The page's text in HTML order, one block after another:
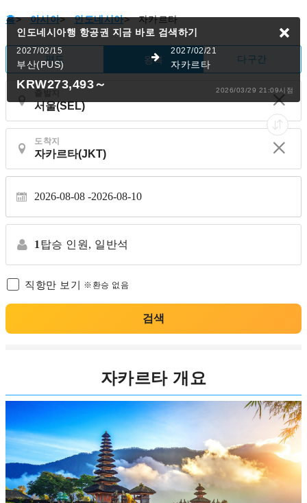
홈> 아시아> 인도네시아> 자카르타
편도 왕복 다구간
도착지
2026-08-08 2026-08-10
1 탑승 인원, 일반석
직항만 보기 ※환승 없음
검색
인도네시아행 항공권 지금 바로 검색하기
2027/02/15
부산(PUS)
2027/02/21
자카르타
KRW273,493～ 2026/03/29 21:09시점
자카르타 개요